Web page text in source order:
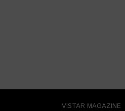
VISTAR MAGAZINE